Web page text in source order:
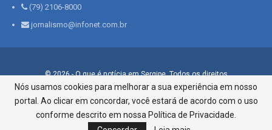
(79) 2106-8000
jornalismo@infonet.com.br
© 2026 - O que é notícia em Sergipe. Todos os direitos
reservados.
Infonet - Rua Monsenhor Silveira 276, Bairro São José |
Aracaju-SE, CEP 49015-030, Fone: 79.2106.8000 - CI Centro de
Informações LTDA
Nós usamos cookies para melhorar a sua experiência em nosso
portal. Ao clicar em concordar, você estará de acordo com o uso
conforme descrito em nossa Política de Privacidade.